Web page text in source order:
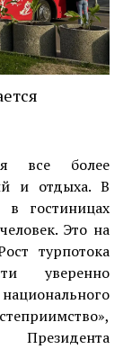
все более
и отдыха. В
в гостиницах
Это на
турпотока
уверенно
Президента